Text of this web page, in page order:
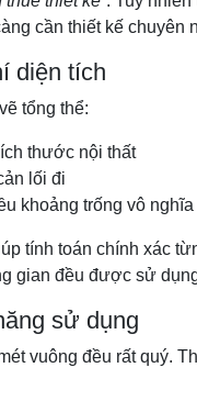
cần thiết kế chuyên
diện tích
tổng thể:
thước nội thất
lối đi
khoảng trống vô nghĩa
tính toán chính xác
gian đều được sử
sử dụng
vuông đều rất quý.